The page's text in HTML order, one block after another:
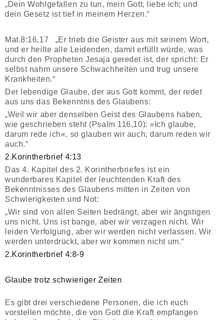
„Dein Wohlgefallen zu tun, mein Gott, liebe ich; und
dein Gesetz ist tief in meinem Herzen.“
Mat.8:16,17 „Er trieb die Geister aus mit seinem Wort,
und er heilte alle Leidenden, damit erfüllt würde, was
durch den Propheten Jesaja geredet ist, der spricht: Er
selbst nahm unsere Schwachheiten und trug unsere
Krankheiten.“
Der lebendige Glaube, der aus Gott kommt, der redet
aus uns das Bekenntnis des Glaubens:
„Weil wir aber denselben Geist des Glaubens haben,
wie geschrieben steht (Psalm 116,10): »Ich glaube,
darum rede ich«, so glauben wir auch, darum reden wir
auch.“
2.Korintherbrief 4:13
Das 4. Kapitel des 2. Korintherbriefes ist ein
wunderbares Kapitel der leuchtenden Kraft des
Bekenntnisses des Glaubens mitten in Zeiten von
Schwierigkeiten und Not:
„Wir sind von allen Seiten bedrängt, aber wir ängstigen
uns nicht. Uns ist bange, aber wir verzagen nicht. Wir
leiden Verfolgung, aber wir werden nicht verlassen. Wir
werden unterdrückt, aber wir kommen nicht um.“
2.Korintherbrief 4:8-9
Glaube trotz schwieriger Zeiten
Es gibt drei verschiedene Personen, die ich euch
vorstellen möchte, die von Gott die Kraft empfangen